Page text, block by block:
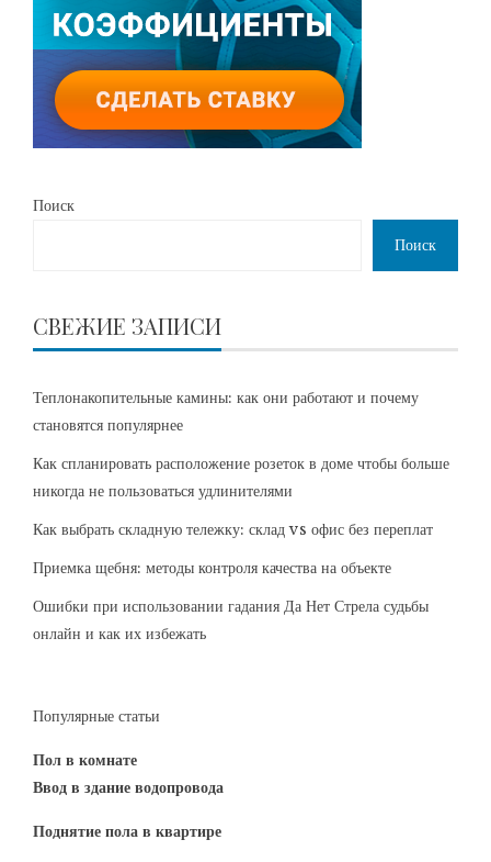
Поиск
Поиск
СВЕЖИЕ ЗАПИСИ
Теплонакопительные камины: как они работают и почему
становятся популярнее
Как спланировать расположение розеток в доме чтобы больше
никогда не пользоваться удлинителями
Как выбрать складную тележку: склад vs офис без переплат
Приемка щебня: методы контроля качества на объекте
Ошибки при использовании гадания Да Нет Стрела судьбы
онлайн и как их избежать
Популярные статьи
Пол в комнате
Ввод в здание водопровода
Поднятие пола в квартире